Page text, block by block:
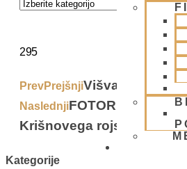
295
PrevPrejšnjiVišvanath
Naslednji
Krišnovega rojstnega dne
Kategorije